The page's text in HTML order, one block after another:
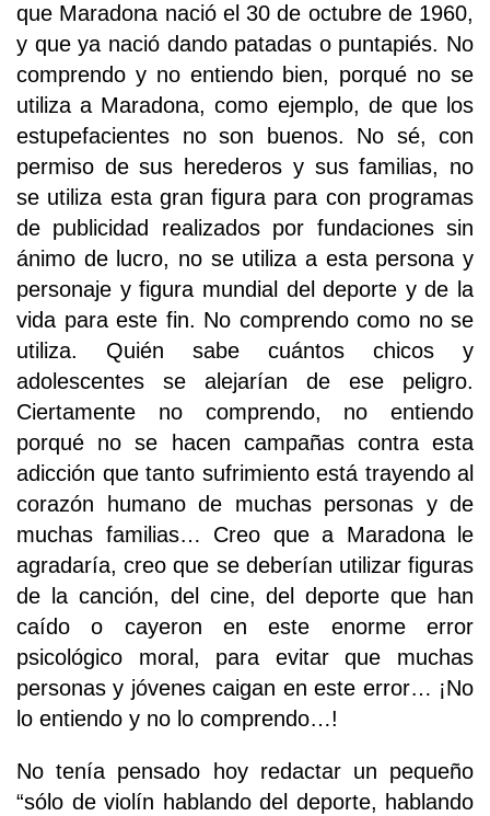
que Maradona nació el 30 de octubre de 1960,
y que ya nació dando patadas o puntapiés. No
comprendo y no entiendo bien, porqué no se
utiliza a Maradona, como ejemplo, de que los
estupefacientes no son buenos. No sé, con
permiso de sus herederos y sus familias, no
se utiliza esta gran figura para con programas
de publicidad realizados por fundaciones sin
ánimo de lucro, no se utiliza a esta persona y
personaje y figura mundial del deporte y de la
vida para este fin. No comprendo como no se
utiliza. Quién sabe cuántos chicos y
adolescentes se alejarían de ese peligro.
Ciertamente no comprendo, no entiendo
porqué no se hacen campañas contra esta
adicción que tanto sufrimiento está trayendo al
corazón humano de muchas personas y de
muchas familias… Creo que a Maradona le
agradaría, creo que se deberían utilizar figuras
de la canción, del cine, del deporte que han
caído o cayeron en este enorme error
psicológico moral, para evitar que muchas
personas y jóvenes caigan en este error… ¡No
lo entiendo y no lo comprendo…!
No tenía pensado hoy redactar un pequeño
“sólo de violín hablando del deporte, hablando